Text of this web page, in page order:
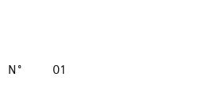
N° 01